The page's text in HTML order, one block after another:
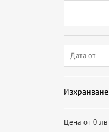
Изхранване
Цена от 0 лв